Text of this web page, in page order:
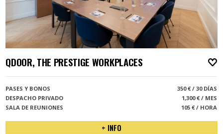
QDOOR, THE PRESTIGE WORKPLACES
PASES Y BONOS
350 € / 30 DÍAS
DESPACHO PRIVADO
1,300 € / MES
SALA DE REUNIONES
105 € / HORA
+ INFO